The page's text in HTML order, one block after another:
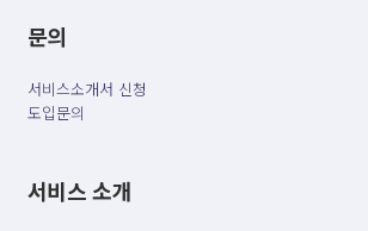
문의
서비스소개서 신청
도입문의
서비스 소개